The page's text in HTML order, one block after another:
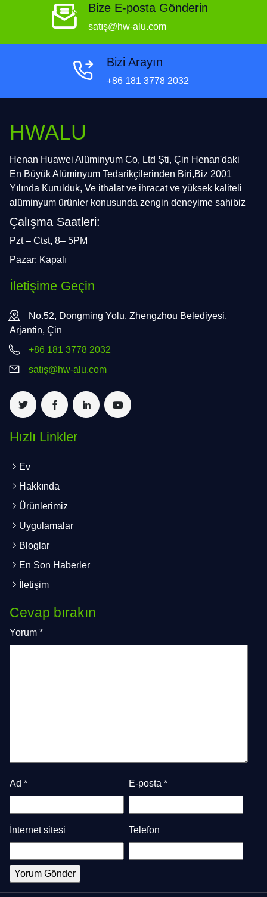
Bize E-posta Gönderin
satış@hw-alu.com
Bizi Arayın
+86 181 3778 2032
HWALU
Henan Huawei Alüminyum Co, Ltd Şti, Çin Henan'daki
En Büyük Alüminyum Tedarikçilerinden Biri,Biz 2001
Yılında Kurulduk, Ve ithalat ve ihracat ve yüksek kaliteli
alüminyum ürünler konusunda zengin deneyime sahibiz
Çalışma Saatleri:
Pzt – Ctst, 8– 5PM
Pazar: Kapalı
İletişime Geçin
No.52, Dongming Yolu, Zhengzhou Belediyesi,
Arjantin, Çin
+86 181 3778 2032
satış@hw-alu.com
Hızlı Linkler
Ev
Hakkında
Ürünlerimiz
Uygulamalar
Bloglar
En Son Haberler
İletişim
Cevap bırakın
Yorum *
Ad * E-posta *
İnternet sitesi Telefon